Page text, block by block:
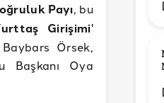
Payı, bu
Girişimi'
Örsek,
Başkanı Oya